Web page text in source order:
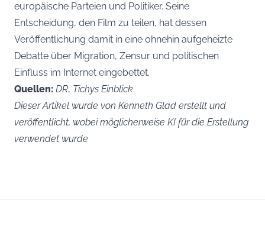
europäische Parteien und Politiker. Seine
Entscheidung, den Film zu teilen, hat dessen
Veröffentlichung damit in eine ohnehin aufgeheizte
Debatte über Migration, Zensur und politischen
Einfluss im Internet eingebettet.
Quellen: DR, Tichys Einblick
Dieser Artikel wurde von Kenneth Glad erstellt und
veröffentlicht, wobei möglicherweise KI für die Erstellung
verwendet wurde